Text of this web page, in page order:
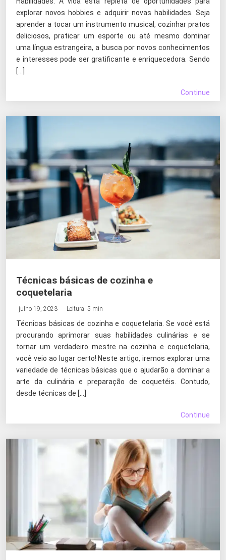
explorar novos hobbies e adquirir novas habilidades. Seja
aprender a tocar um instrumento musical, cozinhar pratos
deliciosos, praticar um esporte ou até mesmo dominar
uma língua estrangeira, a busca por novos conhecimentos
e interesses pode ser gratificante e enriquecedora. Sendo
[…]
Continue
Técnicas básicas de cozinha e
coquetelaria
julho 19, 2023 Leitura: 5 min
Técnicas básicas de cozinha e coquetelaria. Se você está
procurando aprimorar suas habilidades culinárias e se
tornar um verdadeiro mestre na cozinha e coquetelaria,
você veio ao lugar certo! Neste artigo, iremos explorar uma
variedade de técnicas básicas que o ajudarão a dominar a
arte da culinária e preparação de coquetéis. Contudo,
desde técnicas de […]
Continue